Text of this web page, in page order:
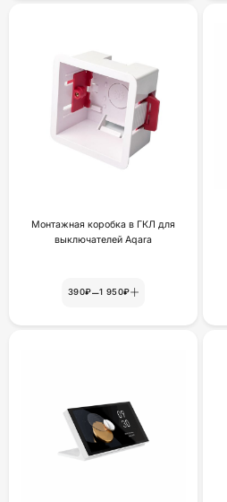
Монтажная коробка в ГКЛ для
выключателей Aqara
390₽–1 950₽